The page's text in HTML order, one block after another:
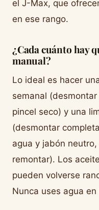
el J-Max, que
en ese rango.
¿Cada cuánto hay
manual?
Lo ideal es hacer
semanal
pincel seco) y una
(desmontar
agua y jabón
remontar). Los
pueden volverse
Nunca uses agua